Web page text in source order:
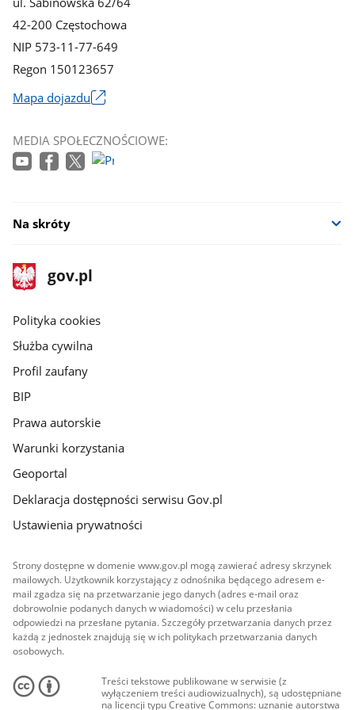
42-200 Częstochowa
NIP 573-11-77-649
Regon 150123657
Mapa dojazdu
się
w
MEDIA SPOŁECZNOŚCIOWE:
Na skróty
stopka
gov.pl
Strona
gov.pl
gov.pl
Polityka cookies
Służba cywilna
Profil zaufany
BIP
Prawa autorskie
Warunki korzystania
Geoportal
Deklaracja dostępności serwisu Gov.pl
Ustawienia prywatności
Strony dostępne w domenie www.gov.pl mogą zawierać adresy skrzynek
mailowych. Użytkownik korzystający z odnośnika będącego adresem e-
mail zgadza się na przetwarzanie jego danych (adres e-mail oraz
dobrowolnie podanych danych w wiadomości) w celu przesłania
odpowiedzi na przesłane pytania. Szczegóły przetwarzania danych przez
każdą z jednostek znajdują się w ich politykach przetwarzania danych
osobowych.
Treści tekstowe publikowane w serwisie (z
wyłączeniem treści audiowizualnych), są udostępniane
na licencji typu Creative Commons: uznanie autorstwa